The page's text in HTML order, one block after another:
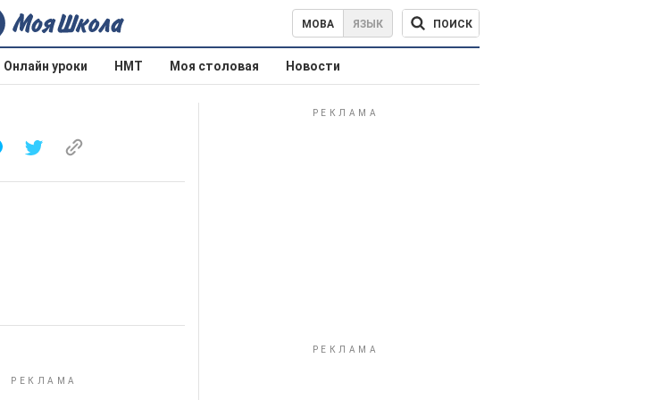
МОВА ЯЗЫК ПОИСК
Онлайн уроки НМТ Моя столовая Новости